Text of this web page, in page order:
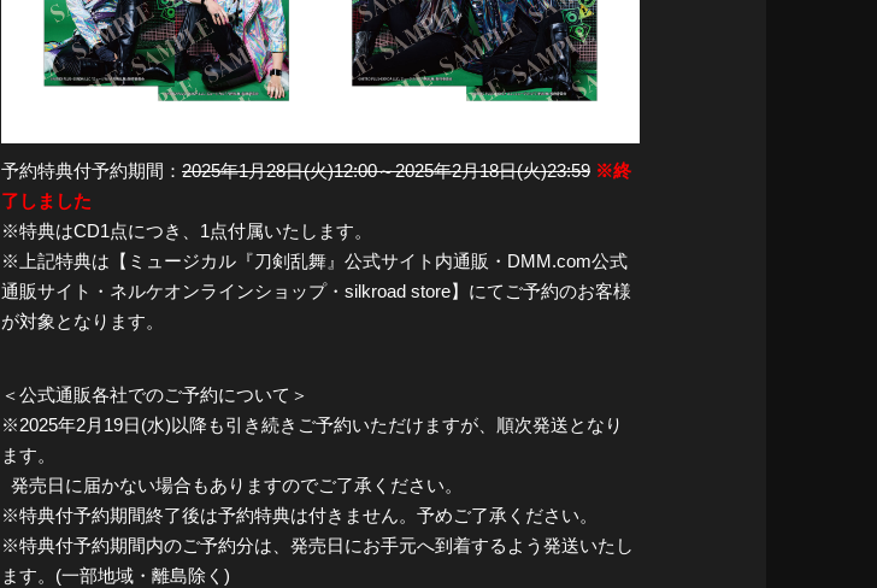
予約特典付予約期間： 2025年1月28日(火)12:00～2025年2月18日(火)23:59 ※終
了しました
※特典はCD1点につき、1点付属いたします。
※上記特典は【ミュージカル『刀剣乱舞』公式サイト内通販・DMM.com公式
通販サイト・ネルケオンラインショップ・silkroad store】にてご予約のお客様
が対象となります。
＜公式通販各社でのご予約について＞
※2025年2月19日(水)以降も引き続きご予約いただけますが、順次発送となり
ます。
発売日に届かない場合もありますのでご了承ください。
※特典付予約期間終了後は予約特典は付きません。予めご了承ください。
※特典付予約期間内のご予約分は、発売日にお手元へ到着するよう発送いたし
ます。(一部地域・離島除く)